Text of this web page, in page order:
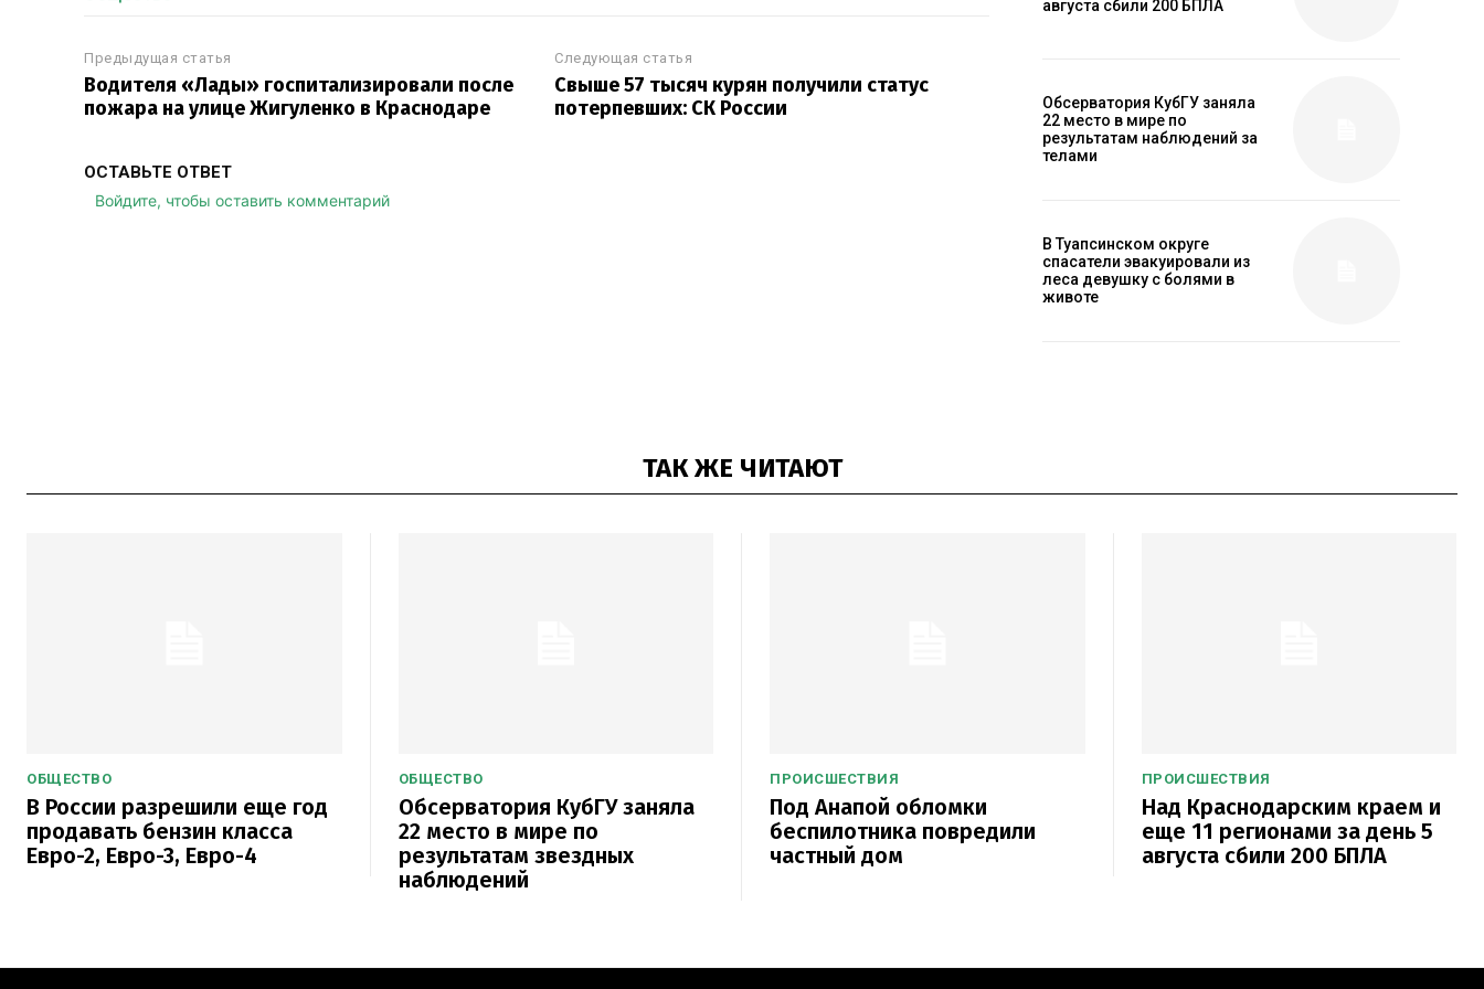
Предыдущая статья
Водителя «Лады» госпитализировали после
пожара на улице Жигуленко в Краснодаре
Следующая статья
Свыше 57 тысяч курян получили статус
потерпевших: СК России
ОСТАВЬТЕ ОТВЕТ
Войдите, чтобы оставить комментарий
августа сбили 200 БПЛА
Обсерватория КубГУ заняла
22 место в мире по
результатам наблюдений за
телами
В Туапсинском округе
спасатели эвакуировали из
леса девушку с болями в
животе
ТАК ЖЕ ЧИТАЮТ
ОБЩЕСТВО
В России разрешили еще год
продавать бензин класса
Евро-2, Евро-3, Евро-4
ОБЩЕСТВО
Обсерватория КубГУ заняла
22 место в мире по
результатам звездных
наблюдений
ПРОИСШЕСТВИЯ
Под Анапой обломки
беспилотника повредили
частный дом
ПРОИСШЕСТВИЯ
Над Краснодарским краем и
еще 11 регионами за день 5
августа сбили 200 БПЛА